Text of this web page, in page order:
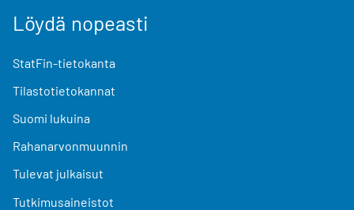
Löydä nopeasti
StatFin-tietokanta
Tilastotietokannat
Suomi lukuina
Rahanarvonmuunnin
Tulevat julkaisut
Tutkimusaineistot